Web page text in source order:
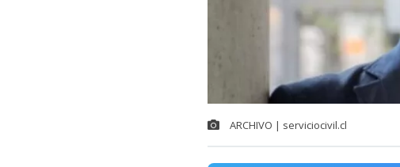
ARCHIVO | serviciocivil.cl